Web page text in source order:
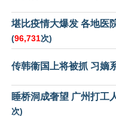
堪比疫情大爆发 各地医
(96,731次)
传韩衞国上将被抓 习嫡
睡桥洞成奢望 广州打工
次)